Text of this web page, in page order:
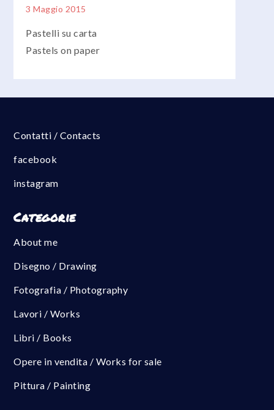
3 Maggio 2015
Pastelli su carta
Pastels on paper
Contatti / Contacts
facebook
instagram
Categorie
About me
Disegno / Drawing
Fotografia / Photography
Lavori / Works
Libri / Books
Opere in vendita / Works for sale
Pittura / Painting